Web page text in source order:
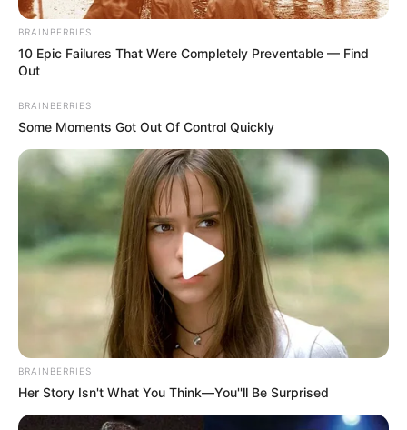
BRAINBERRIES
10 Epic Failures That Were Completely Preventable — Find
Out
BRAINBERRIES
Some Moments Got Out Of Control Quickly
BRAINBERRIES
Her Story Isn't What You Think—You''ll Be Surprised